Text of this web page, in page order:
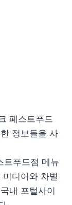
페스트푸드
정보들을 사
트푸드점 메뉴
디어와 차별
내 포털사이